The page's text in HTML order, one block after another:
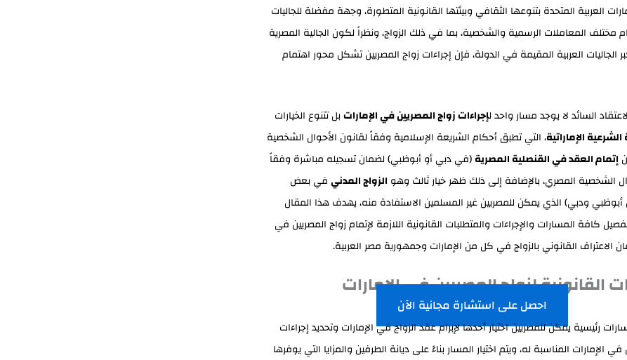
العربية المتحدة بتنوعها الثقافي وبيئتها القانونية المتطورة، وجهة مفضلة للجاليات
مختلف المعاملات الرسمية والشخصية، بما في ذلك الزواج، ونظراً لكون الجالية المصرية
الجاليات العربية المقيمة في الدولة، فإن إجراءات زواج المصريين تشكل محور اهتمام
السائد لا يوجد مسار واحد لإجراءات زواج المصريين في الإماراتبل تتنوع الخيارات
الإماراتية، التي تطبق أحكام الشريعة الإسلامية وفقاً لقانون الأحوال الشخصية
إتمام العقد في القنصلية المصرية(في دبي أو أبوظبي) لضمان تسجيله مباشرة وفقاً
الشخصية المصري، بالإضافة إلى ذلك ظهر خيار ثالث وهو الزواج المدنيفي بعض
أبوظبي ودبي) الذي يمكن للمصريين غير المسلمين الاستفادة منه، يهدف هذا المقال
كافة المسارات والإجراءات والمتطلبات القانونية اللازمة لإتمام زواج المصريين في
الاعتراف القانوني بالزواج في كل من الإمارات وجمهورية مصر العربية.
القانونية لزواج المصريين في الإمارات
احصل على استشارة مجانية الآن
رئيسية يمكن للمصريين اختيار أحدها لإبرام عقد الزواج في الإمارات وتحديد إجراءات
في الإمارات المناسبة له، ويتم اختيار المسار بناءً على ديانة الطرفين والمزايا التي يوفرها